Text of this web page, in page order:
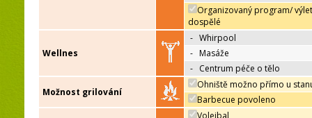
Organizovaný program/
dospělé
Wellnes
- Whirpool
- Masáže
- Centrum péče o tělo
Možnost grilování
Ohniště možno přímo u
Barbecue povoleno